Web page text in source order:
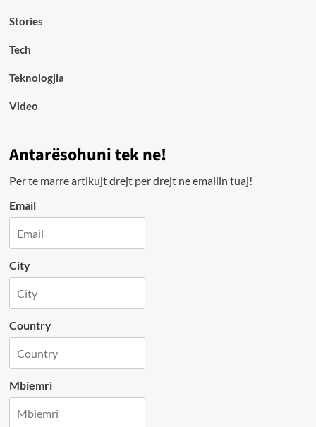
Stories
Tech
Teknologjia
Video
Antarësohuni tek ne!
Per te marre artikujt drejt per drejt ne emailin tuaj!
Email
City
Country
Mbiemri